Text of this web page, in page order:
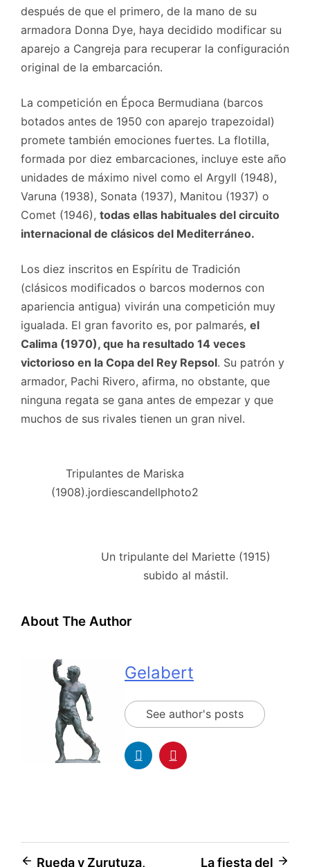
después de que el primero, de la mano de su
armadora Donna Dye, haya decidido modificar su
aparejo a Cangreja para recuperar la configuración
original de la embarcación.
La competición en Época Bermudiana (barcos
botados antes de 1950 con aparejo trapezoidal)
promete también emociones fuertes. La flotilla,
formada por diez embarcaciones, incluye este año
unidades de máximo nivel como el Argyll (1948),
Varuna (1938), Sonata (1937), Manitou (1937) o
Comet (1946), todas ellas habituales del circuito
internacional de clásicos del Mediterráneo.
Los diez inscritos en Espíritu de Tradición
(clásicos modificados o barcos modernos con
apariencia antigua) vivirán una competición muy
igualada. El gran favorito es, por palmarés, el
Calima (1970), que ha resultado 14 veces
victorioso en la Copa del Rey Repsol. Su patrón y
armador, Pachi Rivero, afirma, no obstante, que
ninguna regata se gana antes de empezar y que
muchos de sus rivales tienen un gran nivel.
Tripulantes de Mariska
(1908).jordiescandellphoto2
Un tripulante del Mariette (1915)
subido al mástil.
About The Author
Gelabert
See author's posts
Rueda y Zurutuza, La fiesta del